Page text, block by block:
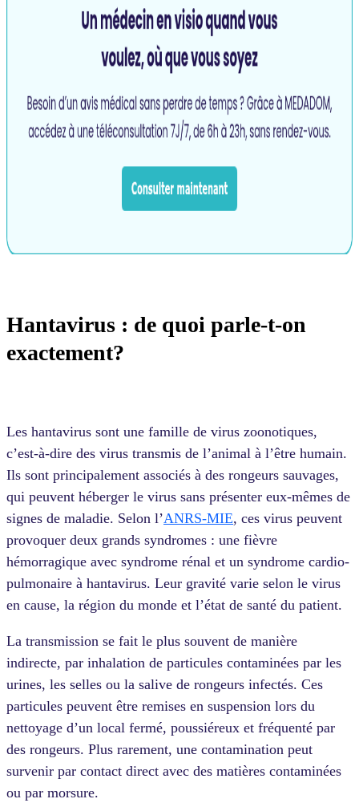
Hantavirus : de quoi parle-t-on
exactement?
Les hantavirus sont une famille de virus zoonotiques,
c’est-à-dire des virus transmis de l’animal à l’être humain.
Ils sont principalement associés à des rongeurs sauvages,
qui peuvent héberger le virus sans présenter eux-mêmes de
signes de maladie. Selon l’ANRS-MIE, ces virus peuvent
provoquer deux grands syndromes : une fièvre
hémorragique avec syndrome rénal et un syndrome cardio-
pulmonaire à hantavirus. Leur gravité varie selon le virus
en cause, la région du monde et l’état de santé du patient.
La transmission se fait le plus souvent de manière
indirecte, par inhalation de particules contaminées par les
urines, les selles ou la salive de rongeurs infectés. Ces
particules peuvent être remises en suspension lors du
nettoyage d’un local fermé, poussiéreux et fréquenté par
des rongeurs. Plus rarement, une contamination peut
survenir par contact direct avec des matières contaminées
ou par morsure.